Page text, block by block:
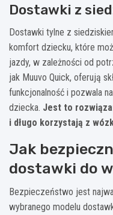
Dostawki z
Dostawki tylne z
komfort dziecku, które
jazdy, w zależności od
jak Muuvo Quick, oferują
funkcjonalność i pozwala
dziecka. Jest to
i długo korzystają z
Jak
dostawki do
Bezpieczeństwo jest
wybranego modelu